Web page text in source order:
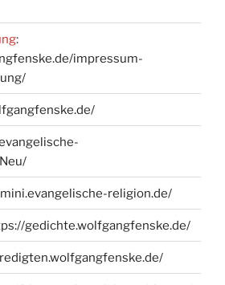
:
impressum-
religion.de/
gedichte.wolfgangfenske.de/